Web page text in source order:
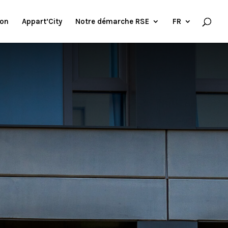
Appart’City Notre démarche RSE FR